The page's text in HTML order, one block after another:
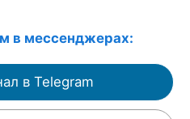
в мессенджерах:
в Telegram